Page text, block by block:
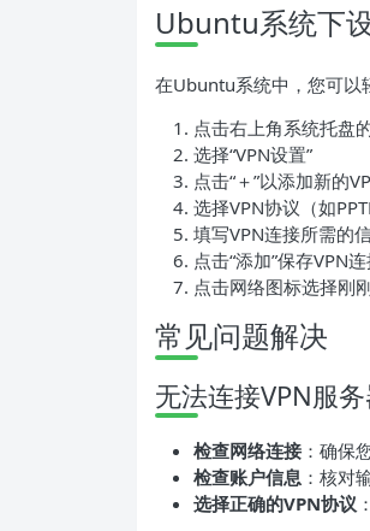
Ubuntu系统下
在Ubuntu系统中，您可以
点击右上角系统托盘
选择“VPN设置”
点击“＋”以添加新的
选择VPN协议（如
填写VPN连接所需的
点击“添加”保存VPN
点击网络图标选择刚
常见问题解决
无法连接VPN服
检查网络连接 ：确保
检查账户信息 ：核对
选择正确的VPN协议